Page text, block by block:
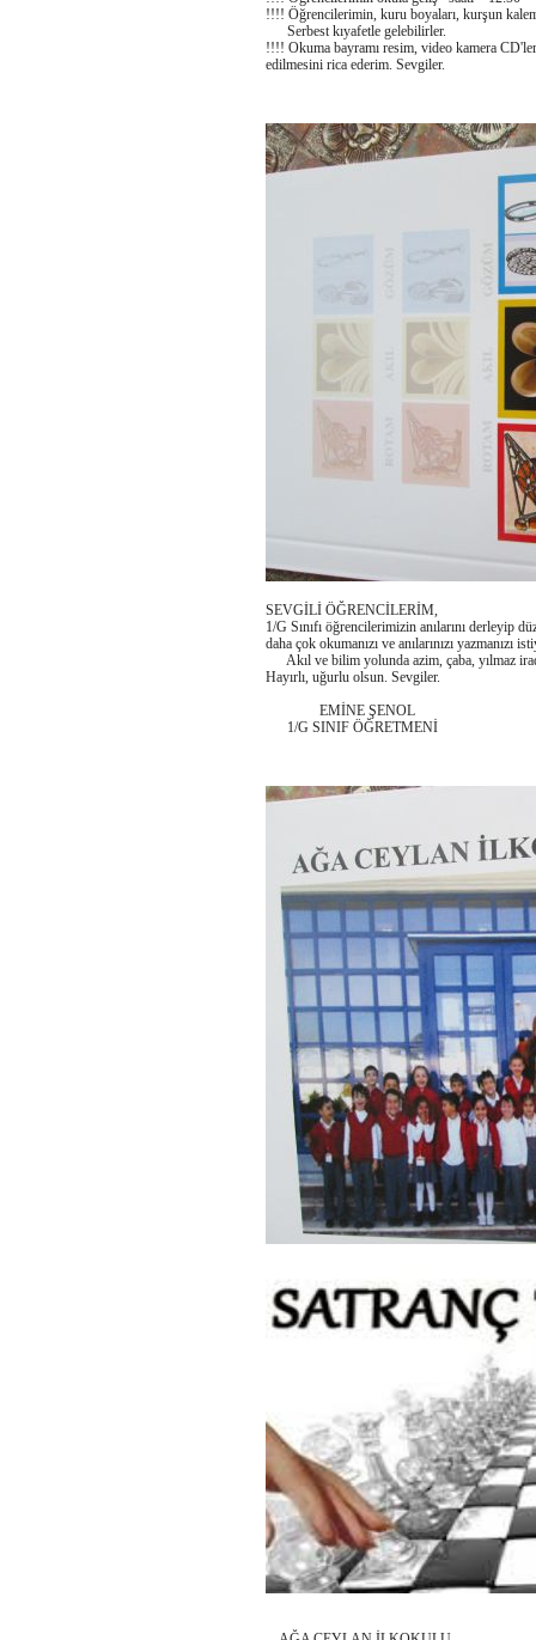
!!!! Öğrencilerimin, kuru boyaları, kurşun
Serbest kıyafetle gelebilirler.
!!!! Okuma bayramı resim, video kamera
edilmesini rica ederim. Sevgiler.
SEVGİLİ ÖĞRENCİLERİM,
1/G Sınıfı öğrencilerimizin anılarını derleyip
daha çok okumanızı ve anılarınızı yazmanızı
Akıl ve bilim yolunda azim, çaba, yılmaz
Hayırlı, uğurlu olsun. Sevgiler.
EMİNE ŞENOL
1/G SINIF ÖĞRETMENİ